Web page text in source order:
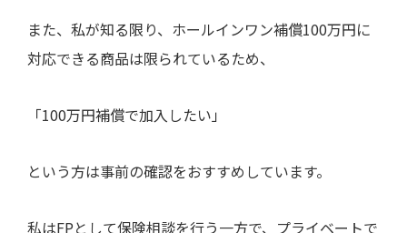
また、私が知る限り、ホールインワン補償100万円に
対応できる商品は限られているため、
「100万円補償で加入したい」
という方は事前の確認をおすすめしています。
私はFPとして保険相談を行う一方で、プライベートで